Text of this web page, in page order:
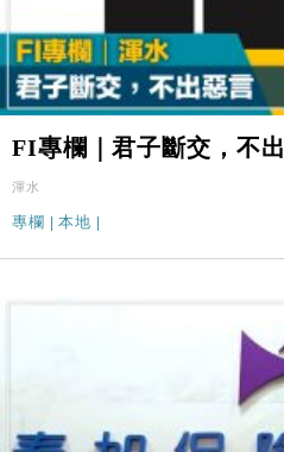
11:40
財經｜黑石傳再籌逾
Google晶片
10:57
財經｜美商務部擬擴大
本地｜新世界K11 9月
17:40
財經｜本港6月零售額
FI專欄｜君子斷交，不
渾水
專欄 |本地 |